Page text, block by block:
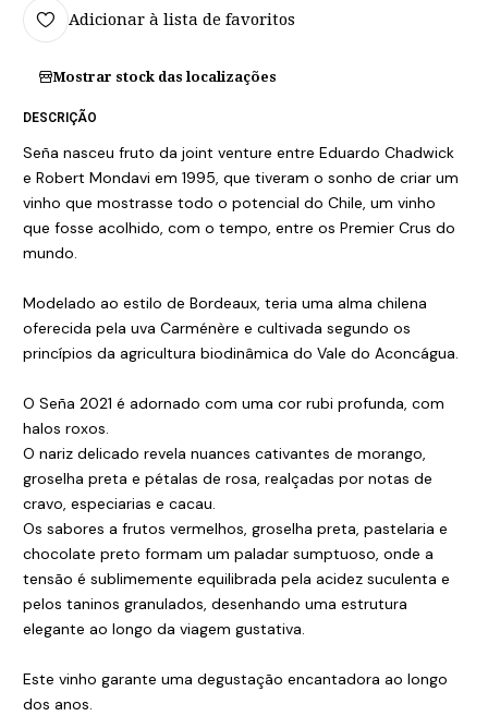
Adicionar à lista de favoritos
Mostrar stock das localizações
DESCRIÇÃO
Seña nasceu fruto da joint venture entre Eduardo Chadwick
e Robert Mondavi em 1995, que tiveram o sonho de criar um
vinho que mostrasse todo o potencial do Chile, um vinho
que fosse acolhido, com o tempo, entre os Premier Crus do
mundo.
Modelado ao estilo de Bordeaux, teria uma alma chilena
oferecida pela uva Carménère e cultivada segundo os
princípios da agricultura biodinâmica do Vale do Aconcágua.
O Seña 2021 é adornado com uma cor rubi profunda, com
halos roxos.
O nariz delicado revela nuances cativantes de morango,
groselha preta e pétalas de rosa, realçadas por notas de
cravo, especiarias e cacau.
Os sabores a frutos vermelhos, groselha preta, pastelaria e
chocolate preto formam um paladar sumptuoso, onde a
tensão é sublimemente equilibrada pela acidez suculenta e
pelos taninos granulados, desenhando uma estrutura
elegante ao longo da viagem gustativa.
Este vinho garante uma degustação encantadora ao longo
dos anos.